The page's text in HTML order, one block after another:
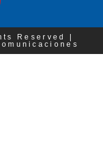
Reserved |